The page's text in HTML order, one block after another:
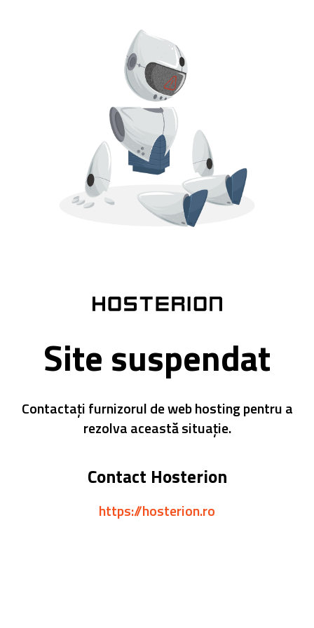
Site suspendat
Contactați furnizorul de web hosting pentru a
rezolva această situație.
Contact Hosterion
https://hosterion.ro